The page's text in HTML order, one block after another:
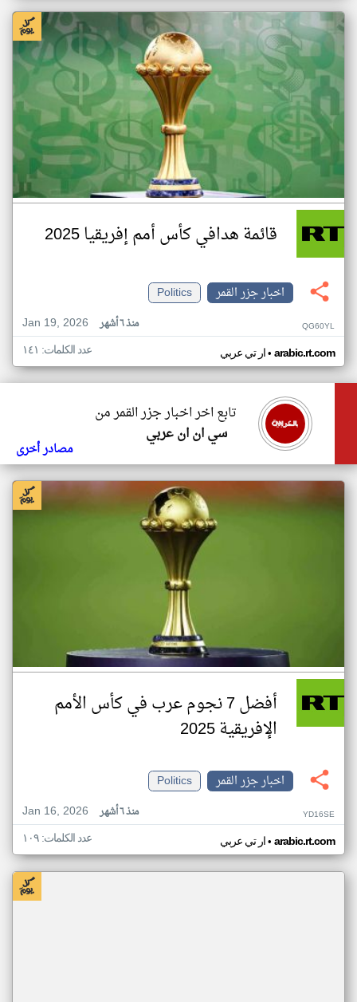
قائمة هدافي كأس أمم إفريقيا 2025
اخبار جزر القمر
Politics
Jan 19, 2026
منذ ٦ أشهر QG60YL
ار تي عربي• arabic.rt.com عدد الكلمات: ١٤١
تابع اخر اخبار جزر القمر من
سي ان ان عربي
مصادر أخرى
أفضل 7 نجوم عرب في كأس الأمم
الإفريقية 2025
اخبار جزر القمر
Politics
Jan 16, 2026
منذ ٦ أشهر YD16SE
ار تي عربي• arabic.rt.com عدد الكلمات: ١٠٩